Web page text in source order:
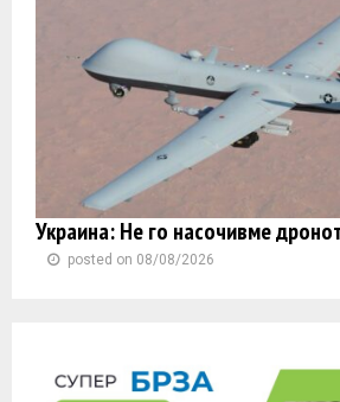
Украина: Не го насочивме
posted on 08/08/2026